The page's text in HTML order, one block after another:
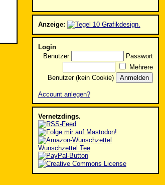
Anzeige:
Login
Benutzer
Passwort
Mehrere
Benutzer (kein Cookie)
Account anlegen?
Vernetzdings.
Wunschzettel Tee